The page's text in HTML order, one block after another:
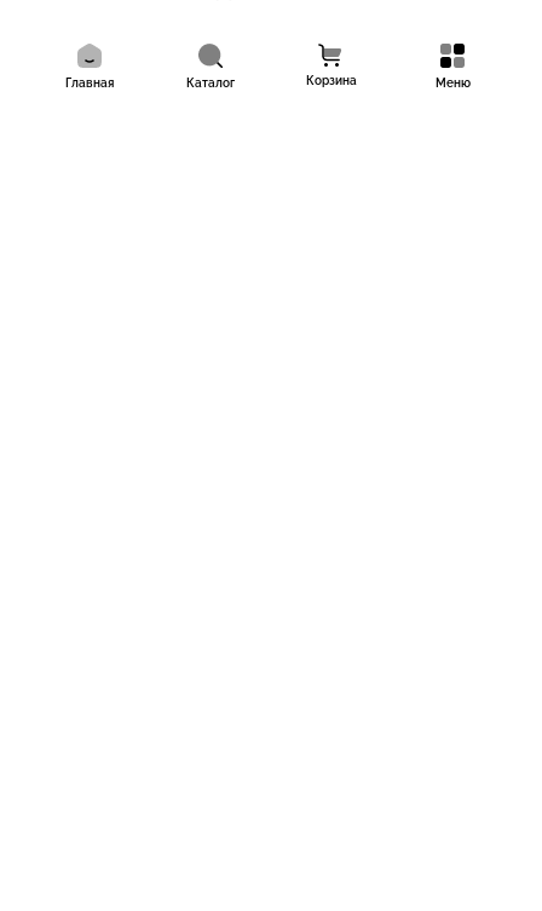
Главная Каталог Корзина Меню